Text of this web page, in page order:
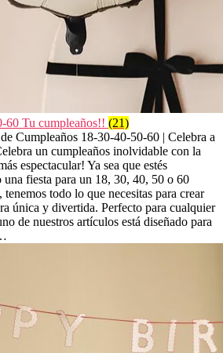
60 Tu cumpleaños!! (21)
Cumpleaños 18-30-40-50-60 | Celebra a
un cumpleaños inolvidable con la
espectacular! Ya sea que estés
una fiesta para un 18, 30, 40, 50 o 60
tenemos todo lo que necesitas para crear
única y divertida. Perfecto para cualquier
de nuestros artículos está diseñado para